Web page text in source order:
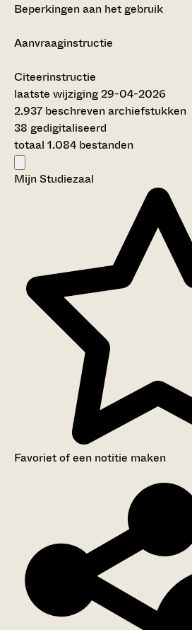
Beperkingen aan het gebruik
Aanvraaginstructie
Citeerinstructie
laatste wijziging 29-04-2026
2.937 beschreven archiefstukken
38 gedigitaliseerd
totaal 1.084 bestanden
Mijn Studiezaal
Favoriet of een notitie maken